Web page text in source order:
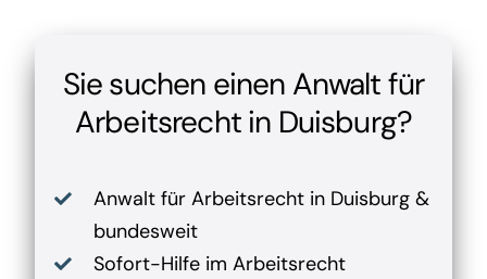
Sie suchen einen Anwalt für
Arbeitsrecht in Duisburg?
Anwalt für Arbeitsrecht in Duisburg &
bundesweit
Sofort-Hilfe im Arbeitsrecht